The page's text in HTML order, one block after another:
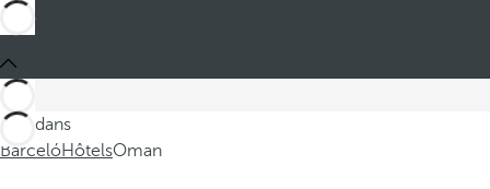
Ces dans
BarcelóHôtelsOman